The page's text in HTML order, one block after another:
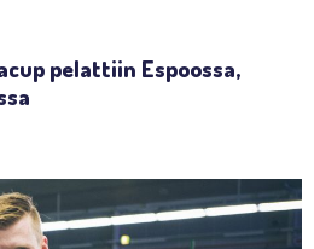
pelattiin Espoossa,